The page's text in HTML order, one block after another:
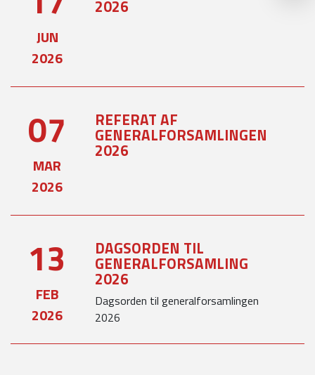
JUN
2026
2026
07
MAR
2026
REFERAT AF
GENERALFORSAMLINGEN
2026
13
FEB
2026
DAGSORDEN TIL
GENERALFORSAMLING
2026
Dagsorden til generalforsamlingen
2026